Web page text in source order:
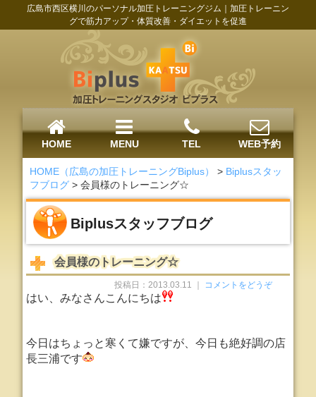
広島市西区横川のパーソナル加圧トレーニングジム｜加圧トレーニン
グで筋力アップ・体質改善・ダイエットを促進
HOME MENU TEL WEB予約
HOME（広島の加圧トレーニングBiplus） > Biplusスタッ
フブログ >会員様のトレーニング☆
Biplusスタッフブログ
会員様のトレーニング☆
投稿日：2013.03.11 ｜ コメントをどうぞ
はい、みなさんこんにちは
今日はちょっと寒くて嫌ですが、今日も絶好調の店
長三浦です